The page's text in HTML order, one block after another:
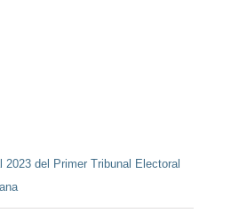
2023 del Primer Tribunal Electoral